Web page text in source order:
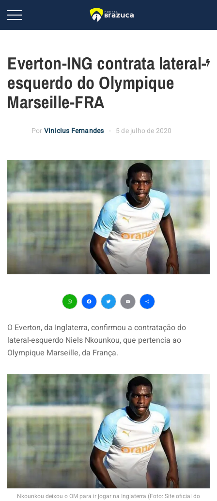
Everton-ING contrata lateral-
esquerdo do Olympique
Marseille-FRA
PorVinicius Fernandes 5 de julho de 2020
WhatsApp
Facebook
Twitter
EmailShare
O Everton, da Inglaterra, confirmou a contratação do
lateral-esquerdo Niels Nkounkou, que pertencia ao
Olympique Marseille, da França.
Nkounkou deixou o OM para ir jogar na Inglaterra (Foto: Site oficial do